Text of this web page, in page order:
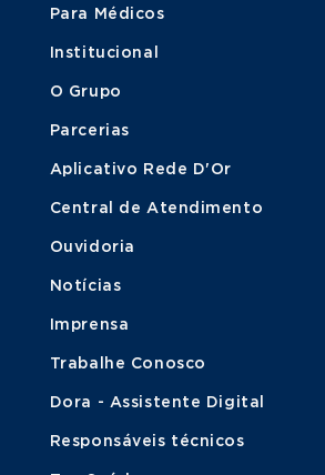
Para Médicos
Institucional
O Grupo
Parcerias
Aplicativo Rede D'Or
Central de Atendimento
Ouvidoria
Notícias
Imprensa
Trabalhe Conosco
Dora - Assistente Digital
Responsáveis técnicos